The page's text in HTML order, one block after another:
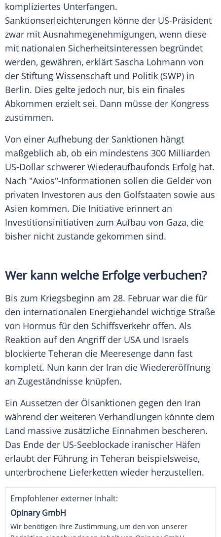
kompliziertes Unterfangen.
Sanktionserleichterungen könne der US-Präsident
zwar mit Ausnahmegenehmigungen, wenn diese
mit nationalen Sicherheitsinteressen begründet
werden, gewähren, erklärt Sascha Lohmann von
der Stiftung Wissenschaft und Politik (SWP) in
Berlin. Dies gelte jedoch nur, bis ein finales
Abkommen erzielt sei. Dann müsse der Kongress
zustimmen.
Von einer Aufhebung der Sanktionen hängt
maßgeblich ab, ob ein mindestens 300 Milliarden
US-Dollar schwerer Wiederaufbaufonds Erfolg hat.
Nach "Axios"-Informationen sollen die Gelder von
privaten Investoren aus den Golfstaaten sowie aus
Asien kommen. Die Initiative erinnert an
Investitionsinitiativen zum Aufbau von Gaza, die
bisher nicht zustande gekommen sind.
Wer kann welche Erfolge verbuchen?
Bis zum Kriegsbeginn am 28. Februar war die für
den internationalen Energiehandel wichtige Straße
von Hormus für den Schiffsverkehr offen. Als
Reaktion auf den Angriff der USA und Israels
blockierte Teheran die Meeresenge dann fast
komplett. Nun kann der Iran die Wiedereröffnung
an Zugeständnisse knüpfen.
Ein Aussetzen der Ölsanktionen gegen den Iran
während der weiteren Verhandlungen könnte dem
Land massive zusätzliche Einnahmen bescheren.
Das Ende der US-Seeblockade iranischer Häfen
erlaubt der Führung in Teheran beispielsweise,
unterbrochene Lieferketten wieder herzustellen.
Empfohlener externer Inhalt:
Opinary GmbH
Wir benötigen Ihre Zustimmung, um den von unserer